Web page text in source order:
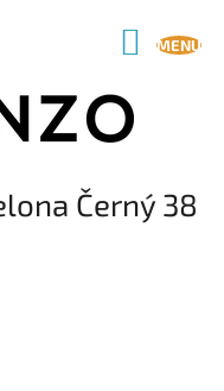
Černý 38